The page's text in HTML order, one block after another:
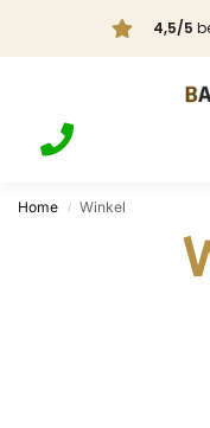
4,5/5
Home / Winkel